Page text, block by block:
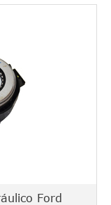
Ford